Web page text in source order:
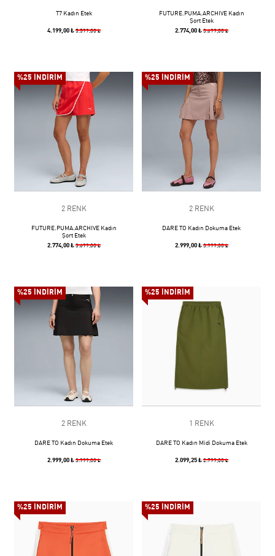
T7 Kadın Etek
4.199,00 ₺ 5.599,00 ₺
FUTURE.PUMA.ARCHIVE Kadın
Şort Etek
2.774,00 ₺ 3.699,00 ₺
%25 İNDİRİM
2 RENK
FUTURE.PUMA.ARCHIVE Kadın
Şort Etek
2.774,00 ₺ 3.699,00 ₺
%25 İNDİRİM
2 RENK
DARE TO Kadın Dokuma Etek
2.999,00 ₺ 3.999,00 ₺
%25 İNDİRİM
2 RENK
DARE TO Kadın Dokuma Etek
2.999,00 ₺ 3.999,00 ₺
%25 İNDİRİM
1 RENK
DARE TO Kadın Midi Dokuma Etek
2.099,25 ₺ 2.799,00 ₺
%25 İNDİRİM %25 İNDİRİM